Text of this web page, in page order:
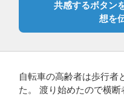
共感するボタン
想を
自転車の高齢者は歩行者
た。 渡り始めたので横